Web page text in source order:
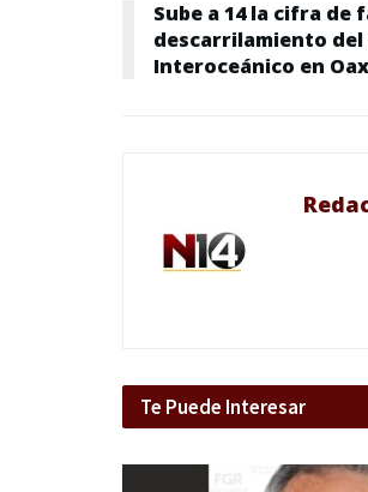
Sube a 14 la cifra de
descarrilamiento del
Interoceánico en
Te Puede Interesar